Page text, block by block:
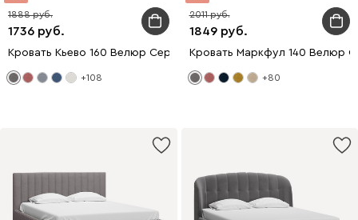
1736
1888
Кровать Кьево 160 Велюр Серый
+108
1849
2011
Кровать Маркфул 140 Велюр
+80